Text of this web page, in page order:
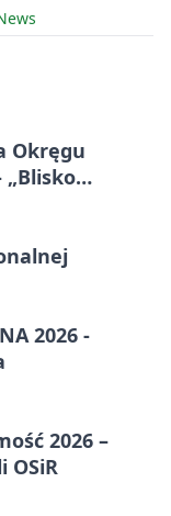
Okręgu
„Blisko
2026 -
2026 –